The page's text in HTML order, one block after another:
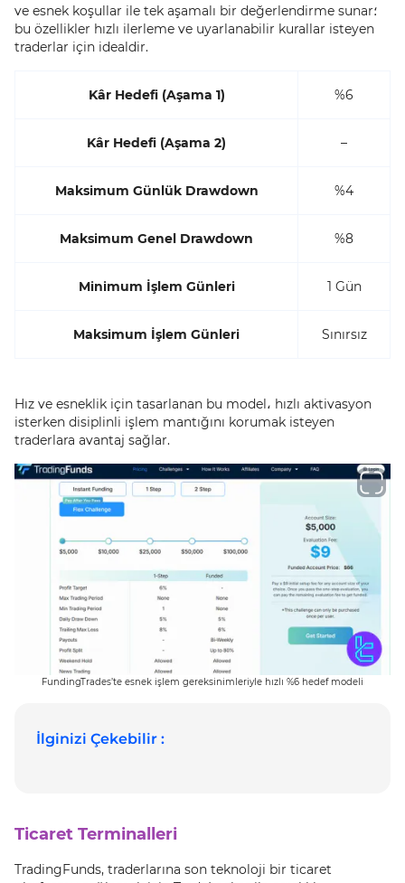
ve esnek koşullar ile tek aşamalı bir değerlendirme sunar؛
bu özellikler hızlı ilerleme ve uyarlanabilir kurallar isteyen
traderlar için idealdir.
Kâr Hedefi (Aşama 1) %6
Kâr Hedefi (Aşama 2) –
Maksimum Günlük Drawdown %4
Maksimum Genel Drawdown %8
Minimum İşlem Günleri 1 Gün
Maksimum İşlem Günleri Sınırsız
Hız ve esneklik için tasarlanan bu model، hızlı aktivasyon
isterken disiplinli işlem mantığını korumak isteyen
traderlara avantaj sağlar.
FundingTrades’te esnek işlem gereksinimleriyle hızlı %6 hedef modeli
İlginizi Çekebilir :
Ticaret Terminalleri
TradingFunds, traderlarına son teknoloji bir ticaret